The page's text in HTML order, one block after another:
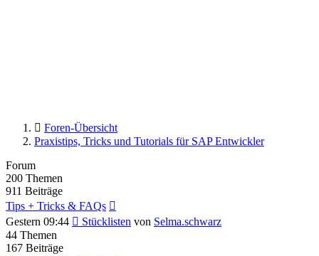
Foren-Übersicht
Praxistips, Tricks und Tutorials für SAP Entwickler
Forum
200 Themen
911 Beiträge
Tips + Tricks & FAQs
Gestern 09:44
Neuester
Stücklisten von Selma.schwarz
44 Themen
167 Beiträge